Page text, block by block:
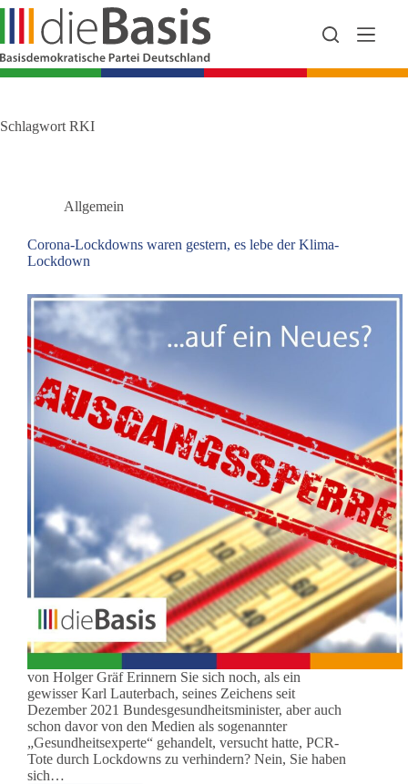
Zum
springen
Schlagwort RKI
Allgemein
Corona-Lockdowns waren gestern, es lebe der Klima-
Lockdown
von Holger Gräf Erinnern Sie sich noch, als ein
gewisser Karl Lauterbach, seines Zeichens seit
Dezember 2021 Bundesgesundheitsminister, aber auch
schon davor von den Medien als sogenannter
„Gesundheitsexperte“ gehandelt, versucht hatte, PCR-
Tote durch Lockdowns zu verhindern? Nein, Sie haben
sich…